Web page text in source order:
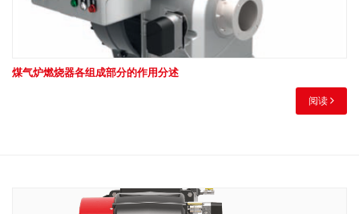
煤气炉燃烧器各组成部分的作用分述
阅读